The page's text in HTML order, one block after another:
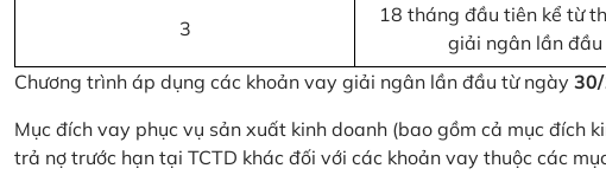
3
18 tháng đầu tiên kể từ
giải ngân lần đầu
Chương trình áp dụng các khoản vay giải ngân lần đầu từ ngày
Mục đích vay phục vụ sản xuất kinh doanh (bao gồm cả mục đích
trả nợ trước hạn tại TCTD khác đối với các khoản vay thuộc các